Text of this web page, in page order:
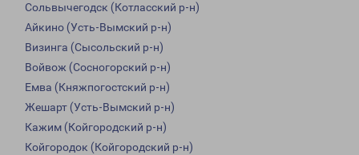
Сольвычегодск (Котласский р-н)
Айкино (Усть-Вымский р-н)
Визинга (Сысольский р-н)
Войвож (Сосногорский р-н)
Емва (Княжпогостский р-н)
Жешарт (Усть-Вымский р-н)
Кажим (Койгородский р-н)
Койгородок (Койгородский р-н)